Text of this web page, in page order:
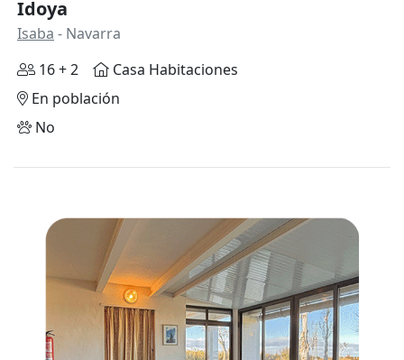
Idoya
Isaba - Navarra
16 + 2
Casa Habitaciones
En población
No